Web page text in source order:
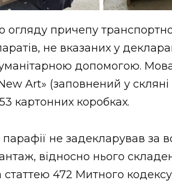
огляду причепу
не вказаних у
допомогою.
Art» (заповнений у
картонних коробках.
парафії не задекларував за
відносно нього
472 Митного кодексу